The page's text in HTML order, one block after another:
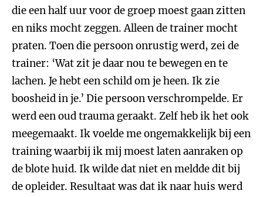
die een half uur voor de groep moest gaan zitten
en niks mocht zeggen. Alleen de trainer mocht
praten. Toen die persoon onrustig werd, zei de
trainer: ‘Wat zit je daar nou te bewegen en te
lachen. Je hebt een schild om je heen. Ik zie
boosheid in je.’ Die persoon verschrompelde. Er
werd een oud trauma geraakt. Zelf heb ik het ook
meegemaakt. Ik voelde me ongemakkelijk bij een
training waarbij ik mij moest laten aanraken op
de blote huid. Ik wilde dat niet en meldde dit bij
de opleider. Resultaat was dat ik naar huis werd